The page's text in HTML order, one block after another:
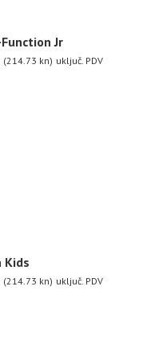
Jr
(214.73 kn) uključ. PDV
Kids
(214.73 kn) uključ. PDV